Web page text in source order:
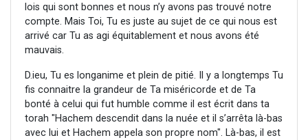
lois qui sont bonnes et nous n’y avons pas trouvé notre
compte. Mais Toi, Tu es juste au sujet de ce qui nous est
arrivé car Tu as agi équitablement et nous avons été
mauvais.
D.ieu, Tu es longanime et plein de pitié. Il y a longtemps Tu
fis connaitre la grandeur de Ta miséricorde et de Ta
bonté à celui qui fut humble comme il est écrit dans ta
torah "Hachem descendit dans la nuée et il s’arrêta là-bas
avec lui et Hachem appela son propre nom". Là-bas, il est